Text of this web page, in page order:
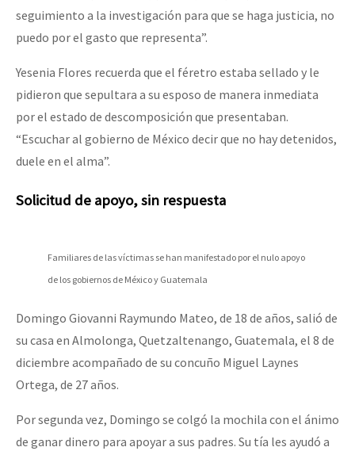
seguimiento a la investigación para que se haga justicia, no
puedo por el gasto que representa”.
Yesenia Flores recuerda que el féretro estaba sellado y le
pidieron que sepultara a su esposo de manera inmediata
por el estado de descomposición que presentaban.
“Escuchar al gobierno de México decir que no hay detenidos,
duele en el alma”.
Solicitud de apoyo, sin respuesta
Familiares de las víctimas se han manifestado por el nulo apoyo
de los gobiernos de México y Guatemala
Domingo Giovanni Raymundo Mateo, de 18 de años, salió de
su casa en Almolonga, Quetzaltenango, Guatemala, el 8 de
diciembre acompañado de su concuño Miguel Laynes
Ortega, de 27 años.
Por segunda vez, Domingo se colgó la mochila con el ánimo
de ganar dinero para apoyar a sus padres. Su tía les ayudó a